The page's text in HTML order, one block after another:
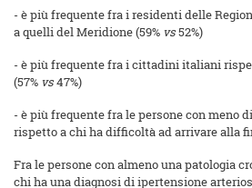
- è più frequente fra i residenti delle
a quelli del Meridione (59% vs52%)
- è più frequente fra i cittadini italiani
(57% vs47%)
- è più frequente fra le persone con meno
rispetto a chi ha difficoltà ad arrivare alla
Fra le persone con almeno una patologia
chi ha una diagnosi di ipertensione